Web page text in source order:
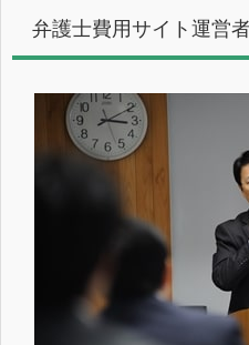
弁護士費用サイト運営